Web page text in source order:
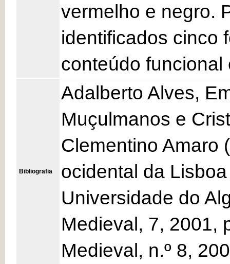
vermelho e negro.
identificados cinco
conteúdo
Bibliografia
Adalberto Alves,
Muçulmanos e
Clementino Amaro
ocidental da
Universidade do
Medieval, 7, 2001,
Medieval, n.º 8,